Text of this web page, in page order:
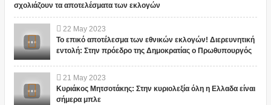
σχολιάζουν τα αποτελέσματα των εκλογών
22 May 2023
Το επικό αποτέλεσμα των εθνικών εκλογών! Διερευνητική
εντολή: Στην πρόεδρο της Δημοκρατίας ο Πρωθυπουργός
21 May 2023
Κυριάκος Μητσοτάκης: Στην κυριολεξία όλη η Ελλαδα είναι
σήμερα μπλε